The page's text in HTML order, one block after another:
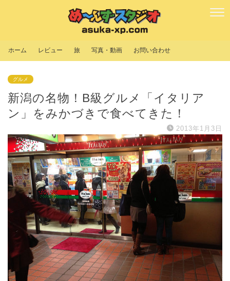
ホーム レビュー 旅 写真・動画 お問い合わせ
グルメ
新潟の名物！B級グルメ「イタリア
ン」をみかづきで食べてきた！
2013年1月3日